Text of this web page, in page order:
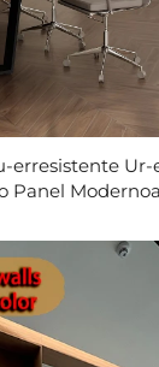
erresistente
Panel